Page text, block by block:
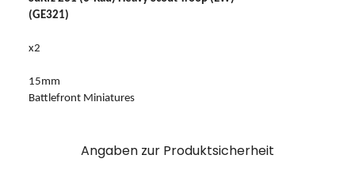
(GE321)
x2
15mm
Battlefront Miniatures
Angaben zur Produktsicherheit